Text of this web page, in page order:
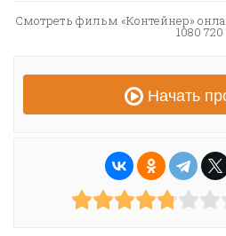
Смотреть фильм «Контейнер»
1080 720
Начать